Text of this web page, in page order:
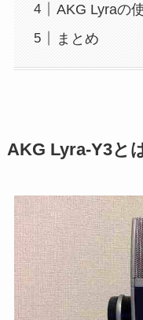
AKG Lyraの
まとめ
AKG Lyra-Y3と